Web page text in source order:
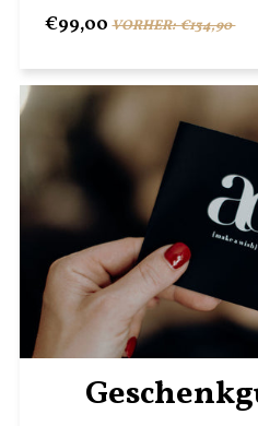
€99,00 VORHER: €134,90